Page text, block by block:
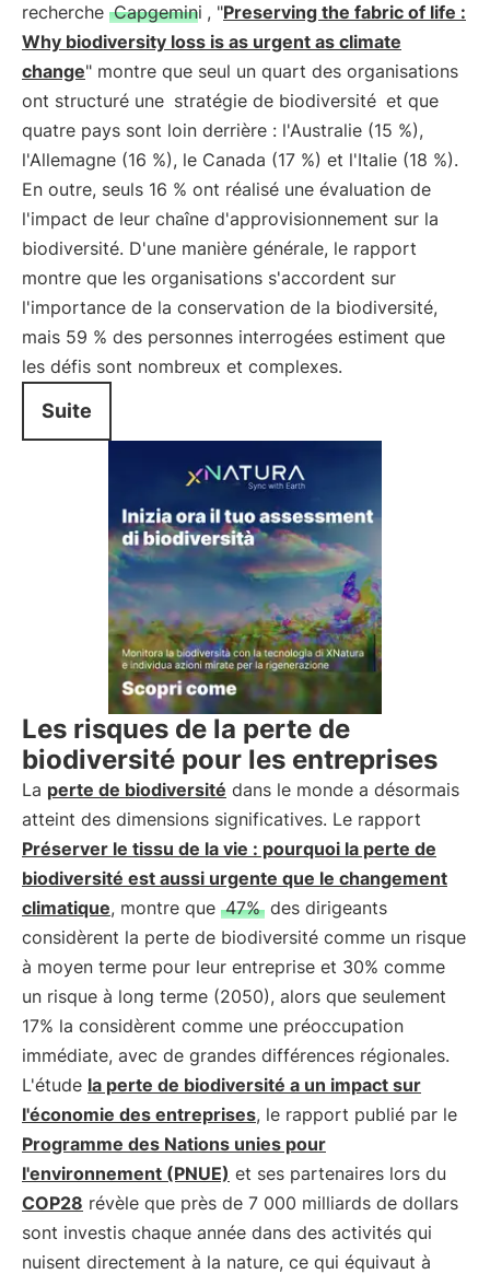
recherche Capgemini , "Preserving the fabric of life :
Why biodiversity loss is as urgent as climate
change" montre que seul un quart des organisations
ont structuré une stratégie de biodiversité et que
quatre pays sont loin derrière : l'Australie (15 %),
l'Allemagne (16 %), le Canada (17 %) et l'Italie (18 %).
En outre, seuls 16 % ont réalisé une évaluation de
l'impact de leur chaîne d'approvisionnement sur la
biodiversité. D'une manière générale, le rapport
montre que les organisations s'accordent sur
l'importance de la conservation de la biodiversité,
mais 59 % des personnes interrogées estiment que
les défis sont nombreux et complexes.
Suite
Les risques de la perte de
biodiversité pour les entreprises
La perte de biodiversité dans le monde a désormais
atteint des dimensions significatives. Le rapport
Préserver le tissu de la vie : pourquoi la perte de
biodiversité est aussi urgente que le changement
climatique, montre que 47% des dirigeants
considèrent la perte de biodiversité comme un risque
à moyen terme pour leur entreprise et 30% comme
un risque à long terme (2050), alors que seulement
17% la considèrent comme une préoccupation
immédiate, avec de grandes différences régionales.
L'étude la perte de biodiversité a un impact sur
l'économie des entreprises, le rapport publié par le
Programme des Nations unies pour
l'environnement (PNUE) et ses partenaires lors du
COP28 révèle que près de 7 000 milliards de dollars
sont investis chaque année dans des activités qui
nuisent directement à la nature, ce qui équivaut à